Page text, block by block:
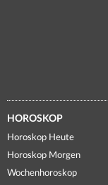
HOROSKOP
Horoskop Heute
Horoskop Morgen
Wochenhoroskop